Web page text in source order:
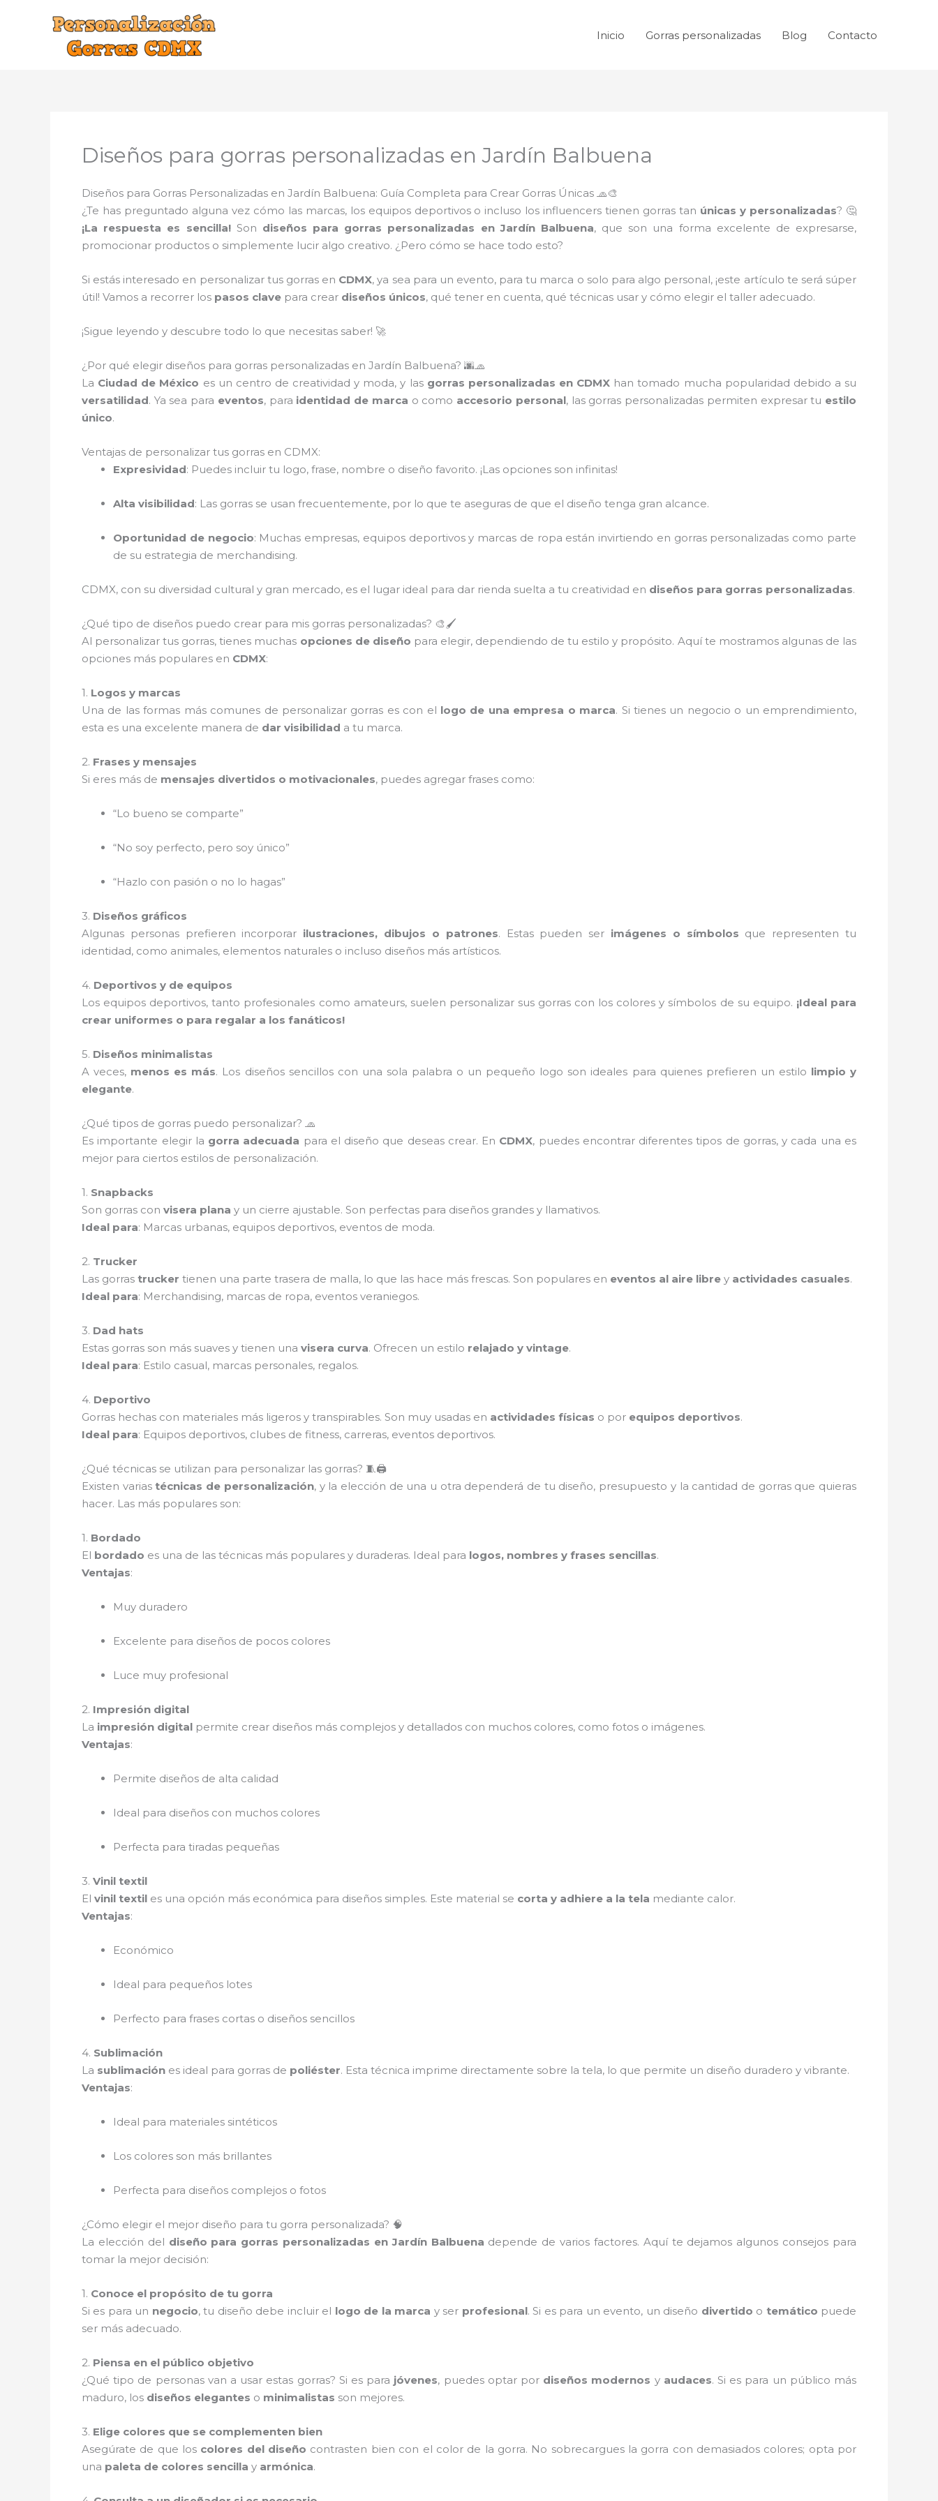
Inicio Gorras personalizadas Blog Contacto
Diseños para gorras personalizadas en Jardín Balbuena
Diseños para Gorras Personalizadas en Jardín Balbuena: Guía Completa para Crear Gorras Únicas 🧢🎨
¿Te has preguntado alguna vez cómo las marcas, los equipos deportivos o incluso los influencers tienen gorras tan únicas y personalizadas? 🤔
¡La respuesta es sencilla!Son diseños para gorras personalizadas en Jardín Balbuena, que son una forma excelente de expresarse,
promocionar productos o simplemente lucir algo creativo. ¿Pero cómo se hace todo esto?
Si estás interesado en personalizar tus gorras en CDMX, ya sea para un evento, para tu marca o solo para algo personal, ¡este artículo te será súper
útil! Vamos a recorrer los pasos clave para crear diseños únicos, qué tener en cuenta, qué técnicas usar y cómo elegir el taller adecuado.
¡Sigue leyendo y descubre todo lo que necesitas saber! 🚀
¿Por qué elegir diseños para gorras personalizadas en Jardín Balbuena? 🌆🧢
La Ciudad de México es un centro de creatividad y moda, y las gorras personalizadas en CDMX han tomado mucha popularidad debido a su
versatilidad. Ya sea para eventos, para identidad de marca o como accesorio personal, las gorras personalizadas permiten expresar tu estilo
único.
Ventajas de personalizar tus gorras en CDMX:
Expresividad: Puedes incluir tu logo, frase, nombre o diseño favorito. ¡Las opciones son infinitas!
Alta visibilidad: Las gorras se usan frecuentemente, por lo que te aseguras de que el diseño tenga gran alcance.
Oportunidad de negocio: Muchas empresas, equipos deportivos y marcas de ropa están invirtiendo en gorras personalizadas como parte
de su estrategia de merchandising.
CDMX, con su diversidad cultural y gran mercado, es el lugar ideal para dar rienda suelta a tu creatividad en diseños para gorras personalizadas.
¿Qué tipo de diseños puedo crear para mis gorras personalizadas? 🎨🖌️
Al personalizar tus gorras, tienes muchas opciones de diseño para elegir, dependiendo de tu estilo y propósito. Aquí te mostramos algunas de las
opciones más populares en CDMX:
1. Logos y marcas
Una de las formas más comunes de personalizar gorras es con el logo de una empresa o marca. Si tienes un negocio o un emprendimiento,
esta es una excelente manera de dar visibilidad a tu marca.
2. Frases y mensajes
Si eres más de mensajes divertidos o motivacionales, puedes agregar frases como:
“Lo bueno se comparte”
“No soy perfecto, pero soy único”
“Hazlo con pasión o no lo hagas”
3. Diseños gráficos
Algunas personas prefieren incorporar ilustraciones, dibujos o patrones. Estas pueden ser imágenes o símbolos que representen tu
identidad, como animales, elementos naturales o incluso diseños más artísticos.
4. Deportivos y de equipos
Los equipos deportivos, tanto profesionales como amateurs, suelen personalizar sus gorras con los colores y símbolos de su equipo. ¡Ideal para
crear uniformes o para regalar a los fanáticos!
5. Diseños minimalistas
A veces, menos es más. Los diseños sencillos con una sola palabra o un pequeño logo son ideales para quienes prefieren un estilo limpio y
elegante.
¿Qué tipos de gorras puedo personalizar? 🧢
Es importante elegir la gorra adecuada para el diseño que deseas crear. En CDMX, puedes encontrar diferentes tipos de gorras, y cada una es
mejor para ciertos estilos de personalización.
1. Snapbacks
Son gorras con visera plana y un cierre ajustable. Son perfectas para diseños grandes y llamativos.
Ideal para: Marcas urbanas, equipos deportivos, eventos de moda.
2. Trucker
Las gorras trucker tienen una parte trasera de malla, lo que las hace más frescas. Son populares en eventos al aire libre y actividades casuales.
Ideal para: Merchandising, marcas de ropa, eventos veraniegos.
3. Dad hats
Estas gorras son más suaves y tienen una visera curva. Ofrecen un estilo relajado y vintage.
Ideal para: Estilo casual, marcas personales, regalos.
4. Deportivo
Gorras hechas con materiales más ligeros y transpirables. Son muy usadas en actividades físicas o por equipos deportivos.
Ideal para: Equipos deportivos, clubes de fitness, carreras, eventos deportivos.
¿Qué técnicas se utilizan para personalizar las gorras? 🧵🖨️
Existen variastécnicas de personalización, y la elección de una u otra dependerá de tu diseño, presupuesto y la cantidad de gorras que quieras
hacer. Las más populares son:
1. Bordado
El bordado es una de las técnicas más populares y duraderas. Ideal para logos, nombres y frases sencillas.
Ventajas:
Muy duradero
Excelente para diseños de pocos colores
Luce muy profesional
2. Impresión digital
La impresión digital permite crear diseños más complejos y detallados con muchos colores, como fotos o imágenes.
Ventajas:
Permite diseños de alta calidad
Ideal para diseños con muchos colores
Perfecta para tiradas pequeñas
3. Vinil textil
El vinil textil es una opción más económica para diseños simples. Este material se corta y adhiere a la tela mediante calor.
Ventajas:
Económico
Ideal para pequeños lotes
Perfecto para frases cortas o diseños sencillos
4. Sublimación
La sublimación es ideal para gorras de poliéster. Esta técnica imprime directamente sobre la tela, lo que permite un diseño duradero y vibrante.
Ventajas:
Ideal para materiales sintéticos
Los colores son más brillantes
Perfecta para diseños complejos o fotos
¿Cómo elegir el mejor diseño para tu gorra personalizada? 🧠
La elección del diseño para gorras personalizadas en Jardín Balbuena depende de varios factores. Aquí te dejamos algunos consejos para
tomar la mejor decisión:
1. Conoce el propósito de tu gorra
Si es para un negocio, tu diseño debe incluir el logo de la marca y ser profesional. Si es para un evento, un diseño divertido o temático puede
ser más adecuado.
2. Piensa en el público objetivo
¿Qué tipo de personas van a usar estas gorras? Si es para jóvenes, puedes optar por diseños modernos y audaces. Si es para un público más
maduro, los diseños elegantes o minimalistas son mejores.
3. Elige colores que se complementen bien
Asegúrate de que los colores del diseño contrasten bien con el color de la gorra. No sobrecargues la gorra con demasiados colores; opta por
una paleta de colores sencilla y armónica.